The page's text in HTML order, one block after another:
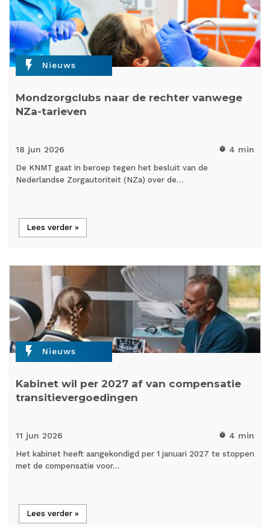
flash_on Nieuws
Mondzorgclubs naar de rechter vanwege
NZa-tarieven
18 jun 2026 timer 4 min
De KNMT gaat in beroep tegen het besluit van de
Nederlandse Zorgautoriteit (NZa) over de…
Lees verder »
flash_on Nieuws
Kabinet wil per 2027 af van compensatie
transitievergoedingen
11 jun 2026 timer 4 min
Het kabinet heeft aangekondigd per 1 januari 2027 te stoppen
met de compensatie voor…
Lees verder »